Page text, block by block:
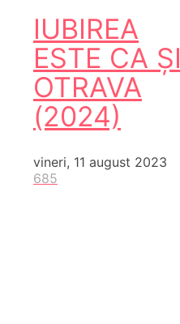
IUBIREA
ESTE CA ȘI
OTRAVA
(2024)
vineri, 11 august 2023
685